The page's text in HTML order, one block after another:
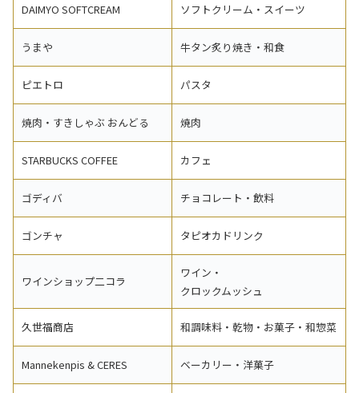
DAIMYO SOFTCREAM
ソフトクリーム・スイーツ
うまや 牛タン炙り焼き・和食
ピエトロ パスタ
焼肉・すきしゃぶ おんどる 焼肉
STARBUCKS COFFEE カフェ
ゴディバ チョコレート・飲料
ゴンチャ タピオカドリンク
ワインショップ二コラ
ワイン・
クロックムッシュ
久世福商店 和調味料・乾物・お菓子・和惣菜
Mannekenpis & CERES ベーカリー・洋菓子